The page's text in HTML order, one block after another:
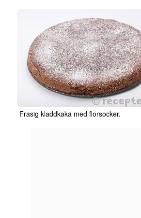
Frasig kladdkaka med florsocker.